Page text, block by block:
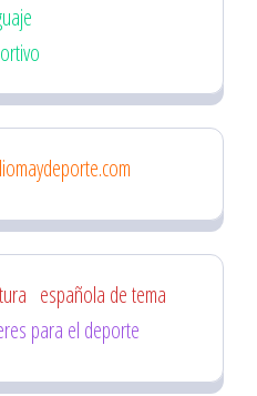
española de tema
para el deporte